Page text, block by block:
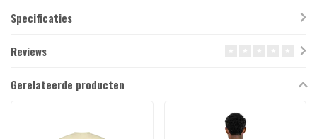
Specificaties
Reviews
Gerelateerde producten